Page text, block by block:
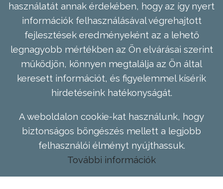
használatát annak érdekében, hogy az így nyert
információk felhasználásával végrehajtott
fejlesztések eredményeként az a lehető
legnagyobb mértékben az Ön elvárásai szerint
működjön, könnyen megtalálja az Ön által
keresett információt, és figyelemmel kísérik
hirdetéseink hatékonyságát.
A weboldalon cookie-kat használunk, hogy
biztonságos böngészés mellett a legjobb
felhasználói élményt nyújthassuk.
További információk